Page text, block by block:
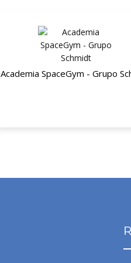
Academia SpaceGym - Grupo